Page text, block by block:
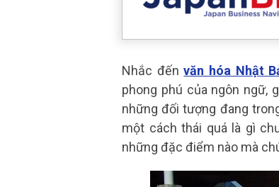
Nhắc đếnvăn hóa Nhật
phong phú của ngôn ngữ,
những đối tượng đang
một cách thái quá là gì
những đặc điểm nào mà